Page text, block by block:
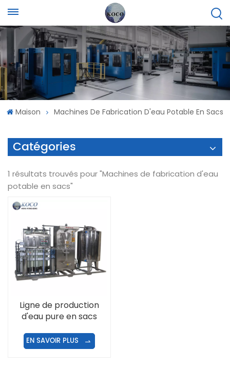
Maison Machines De Fabrication D'eau Potable En Sacs
Catégories
1 résultats trouvés pour "Machines de fabrication d'eau
potable en sacs"
Ligne de production
d'eau pure en sacs
EN SAVOIR PLUS